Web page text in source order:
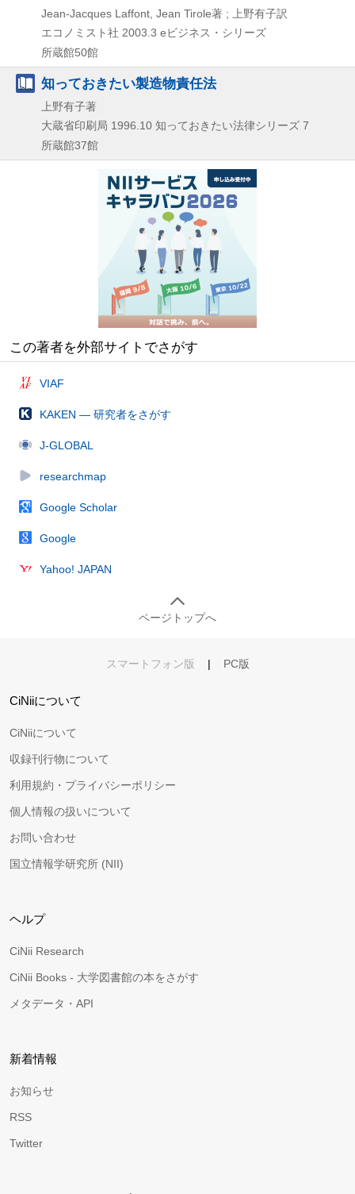
Jean-Jacques Laffont, Jean Tirole著 ; 上野有子訳
エコノミスト社 2003.3 eビジネス・シリーズ
所蔵館50館
知っておきたい製造物責任法
上野有子著
大蔵省印刷局 1996.10 知っておきたい法律シリーズ 7
所蔵館37館
この著者を外部サイトでさがす
VIAF
KAKEN — 研究者をさがす
J-GLOBAL
researchmap
Google Scholar
Google
Yahoo! JAPAN
ページトップへ
スマートフォン版 | PC版
CiNiiについて
CiNiiについて
収録刊行物について
利用規約・プライバシーポリシー
個人情報の扱いについて
お問い合わせ
国立情報学研究所 (NII)
ヘルプ
CiNii Research
CiNii Books - 大学図書館の本をさがす
メタデータ・API
新着情報
お知らせ
RSS
Twitter